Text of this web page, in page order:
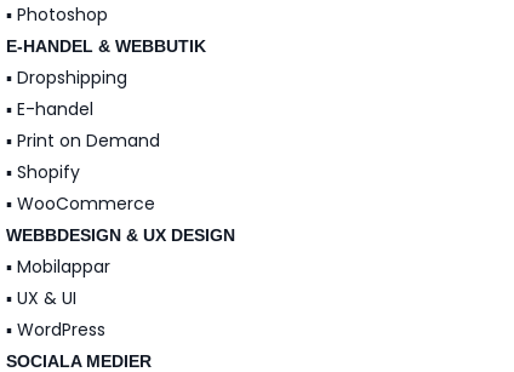
▪️ Photoshop
E-HANDEL & WEBBUTIK
▪️ Dropshipping
▪️ E-handel
▪️ Print on Demand
▪️ Shopify
▪️ WooCommerce
WEBBDESIGN & UX DESIGN
▪️ Mobilappar
▪️ UX & UI
▪️ WordPress
SOCIALA MEDIER